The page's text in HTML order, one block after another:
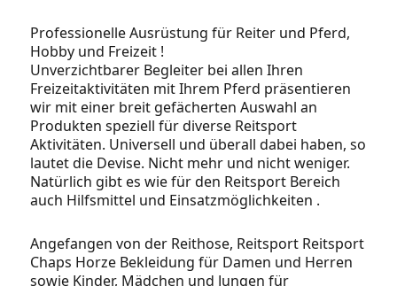
Professionelle Ausrüstung für Reiter und Pferd,
Hobby und Freizeit !
Unverzichtbarer Begleiter bei allen Ihren
Freizeitaktivitäten mit Ihrem Pferd präsentieren
wir mit einer breit gefächerten Auswahl an
Produkten speziell für diverse Reitsport
Aktivitäten. Universell und überall dabei haben, so
lautet die Devise. Nicht mehr und nicht weniger.
Natürlich gibt es wie für den Reitsport Bereich
auch Hilfsmittel und Einsatzmöglichkeiten .
Angefangen von der Reithose, Reitsport Reitsport
Chaps Horze Bekleidung für Damen und Herren
sowie Kinder, Mädchen und Jungen für